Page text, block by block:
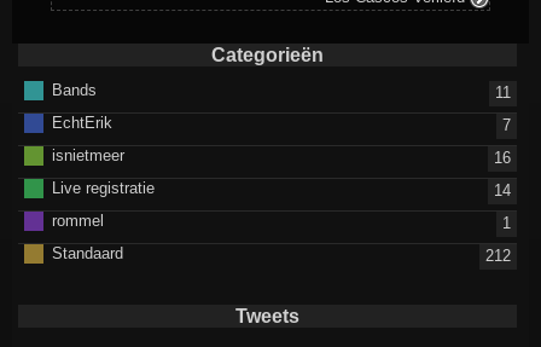
Categorieën
Bands
11
EchtErik
7
isnietmeer
16
Live registratie
14
rommel
1
Standaard
212
Tweets